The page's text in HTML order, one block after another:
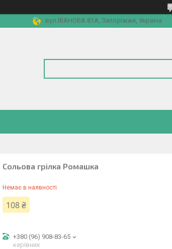
вул.ІВАНОВА 81А, Запоріжжя, Україна
Сольова грілка Ромашка
Немає в наявності
108 ₴
+380 (96) 908-83-65
керівник